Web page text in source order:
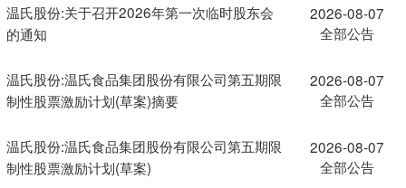
温氏股份:关于召开2026年第一次临时股东会
的通知
2026-08-07
全部公告
温氏股份:温氏食品集团股份有限公司第五期限
制性股票激励计划(草案)摘要
2026-08-07
全部公告
温氏股份:温氏食品集团股份有限公司第五期限
制性股票激励计划(草案)
2026-08-07
全部公告